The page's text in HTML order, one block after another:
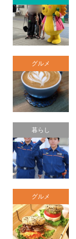
グルメ
暮らし
グルメ